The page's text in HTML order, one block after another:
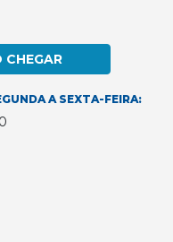
CHEGAR
A SEXTA-FEIRA: